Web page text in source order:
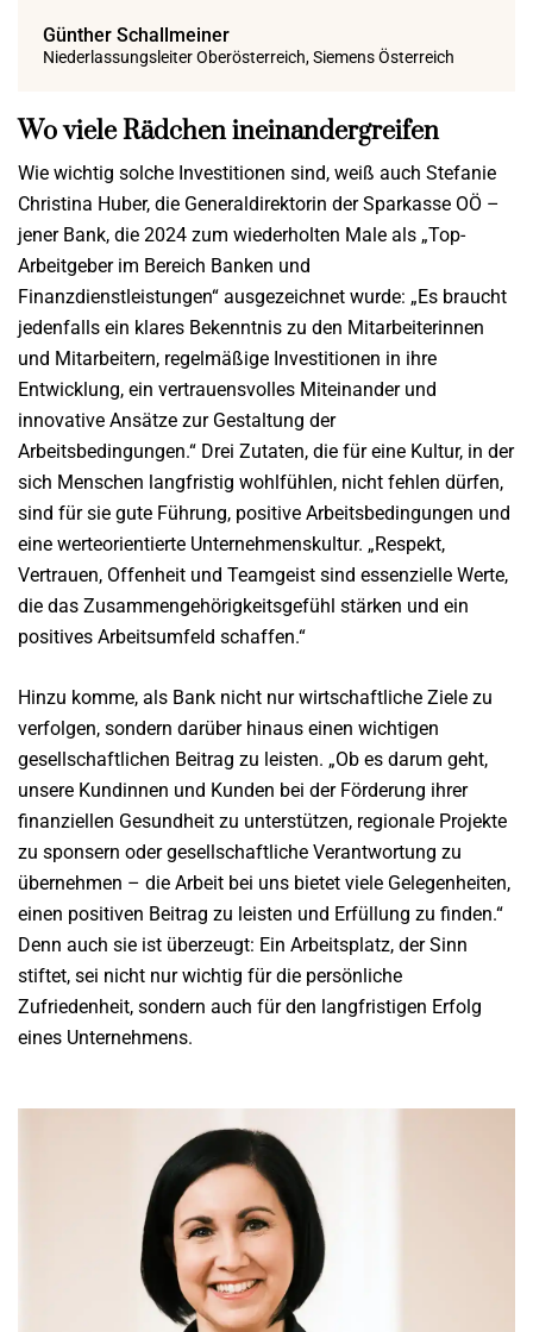
Günther Schallmeiner
Niederlassungsleiter Oberösterreich, Siemens Österreich
Wo viele Rädchen ineinandergreifen
Wie wichtig solche Investitionen sind, weiß auch Stefanie
Christina Huber, die Generaldirektorin der Sparkasse OÖ –
jener Bank, die 2024 zum wiederholten Male als „Top-
Arbeitgeber im Bereich Banken und
Finanzdienstleistungen“ ausgezeichnet wurde: „Es braucht
jedenfalls ein klares Bekenntnis zu den Mitarbeiterinnen
und Mitarbeitern, regelmäßige Investitionen in ihre
Entwicklung, ein vertrauensvolles Miteinander und
innovative Ansätze zur Gestaltung der
Arbeitsbedingungen.“ Drei Zutaten, die für eine Kultur, in der
sich Menschen langfristig wohlfühlen, nicht fehlen dürfen,
sind für sie gute Führung, positive Arbeitsbedingungen und
eine werteorientierte Unternehmenskultur. „Respekt,
Vertrauen, Offenheit und Teamgeist sind essenzielle Werte,
die das Zusammengehörigkeitsgefühl stärken und ein
positives Arbeitsumfeld schaffen.“
Hinzu komme, als Bank nicht nur wirtschaftliche Ziele zu
verfolgen, sondern darüber hinaus einen wichtigen
gesellschaftlichen Beitrag zu leisten. „Ob es darum geht,
unsere Kundinnen und Kunden bei der Förderung ihrer
finanziellen Gesundheit zu unterstützen, regionale Projekte
zu sponsern oder gesellschaftliche Verantwortung zu
übernehmen – die Arbeit bei uns bietet viele Gelegenheiten,
einen positiven Beitrag zu leisten und Erfüllung zu finden.“
Denn auch sie ist überzeugt: Ein Arbeitsplatz, der Sinn
stiftet, sei nicht nur wichtig für die persönliche
Zufriedenheit, sondern auch für den langfristigen Erfolg
eines Unternehmens.